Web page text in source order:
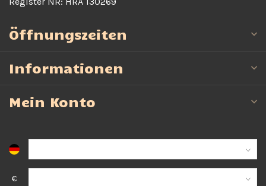
Öffnungszeiten
Informationen
Mein Konto
€